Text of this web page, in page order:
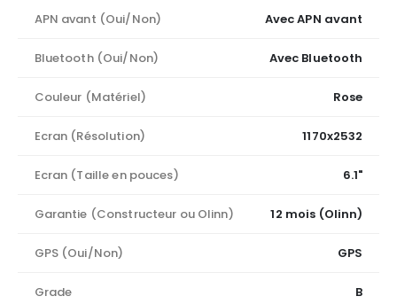
APN avant (Oui/Non) Avec APN avant
Bluetooth (Oui/Non) Avec Bluetooth
Couleur (Matériel) Rose
Ecran (Résolution) 1170x2532
Ecran (Taille en pouces) 6.1"
Garantie (Constructeur ou Olinn) 12 mois (Olinn)
GPS (Oui/Non) GPS
Grade B